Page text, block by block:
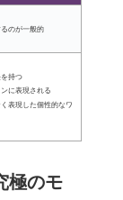
のが一般的
持つ
に表現される
表現した個性的なワ
極のモ